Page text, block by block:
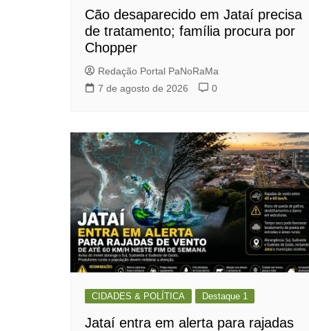
Cão desaparecido em Jataí precisa
de tratamento; família procura por
Chopper
Redação Portal PaNoRaMa
7 de agosto de 2026
0
CIDADES & POLÍTICA Destaque 1
Jataí entra em alerta para rajadas